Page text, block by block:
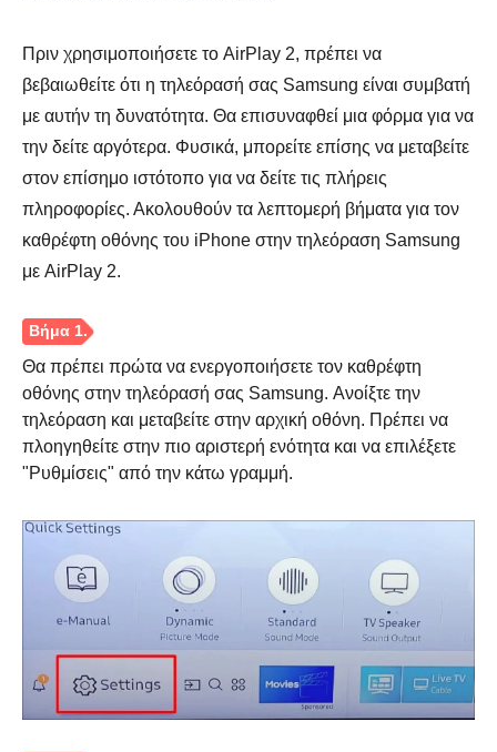
Πριν χρησιμοποιήσετε το AirPlay 2, πρέπει να
βεβαιωθείτε ότι η τηλεόρασή σας Samsung είναι συμβατή
με αυτήν τη δυνατότητα. Θα επισυναφθεί μια φόρμα για να
την δείτε αργότερα. Φυσικά, μπορείτε επίσης να μεταβείτε
στον επίσημο ιστότοπο για να δείτε τις πλήρεις
πληροφορίες. Ακολουθούν τα λεπτομερή βήματα για τον
καθρέφτη οθόνης του iPhone στην τηλεόραση Samsung
με AirPlay 2.
Βήμα 1.
Θα πρέπει πρώτα να ενεργοποιήσετε τον καθρέφτη
οθόνης στην τηλεόρασή σας Samsung. Ανοίξτε την
τηλεόραση και μεταβείτε στην αρχική οθόνη. Πρέπει να
πλοηγηθείτε στην πιο αριστερή ενότητα και να επιλέξετε
"Ρυθμίσεις" από την κάτω γραμμή.